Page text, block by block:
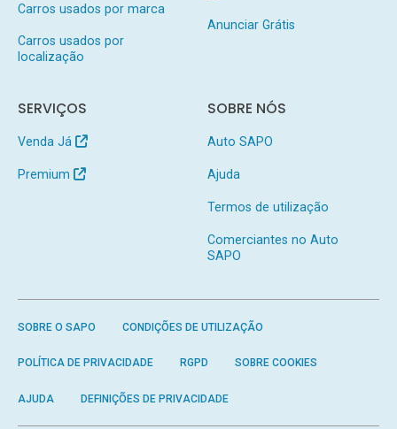
Carros usados por marca
Carros usados por
localização
Anunciar Grátis
SERVIÇOS
Venda Já
Premium
SOBRE NÓS
Auto SAPO
Ajuda
Termos de utilização
Comerciantes no Auto
SAPO
SOBRE O SAPO CONDIÇÕES DE UTILIZAÇÃO
POLÍTICA DE PRIVACIDADE RGPD SOBRE COOKIES
AJUDA DEFINIÇÕES DE PRIVACIDADE